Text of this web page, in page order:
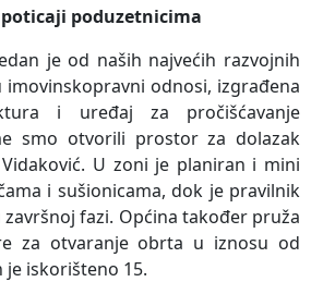
poduzetnicima
je od naših najvećih razvojnih
imovinskopravni odnosi, izgrađena
i uređaj za pročišćavanje
smo otvorili prostor za dolazak
U zoni je planiran i mini
i sušionicama, dok je pravilnik
fazi. Općina također pruža
za otvaranje obrta u iznosu od
je iskorišteno 15.